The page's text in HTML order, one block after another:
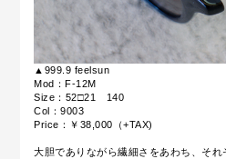
▲999.9 feelsun
Mod：F-12M
Size：52□21 140
Col：9003
Price：￥38,000（+TAX)
大胆でありながら繊細さをあわち、それ